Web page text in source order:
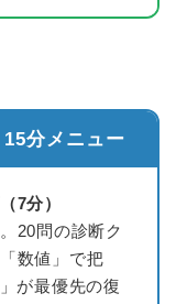
分メニュー
7分）
20問の診断ク
数値」で把
が最優先の復